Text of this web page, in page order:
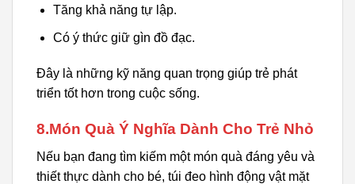
Tăng khả năng tự lập.
Có ý thức giữ gìn đồ đạc.
Đây là những kỹ năng quan trọng giúp trẻ phát
triển tốt hơn trong cuộc sống.
8.Món Quà Ý Nghĩa Dành Cho Trẻ Nhỏ
Nếu bạn đang tìm kiếm một món quà đáng yêu và
thiết thực dành cho bé, túi đeo hình động vật mặt